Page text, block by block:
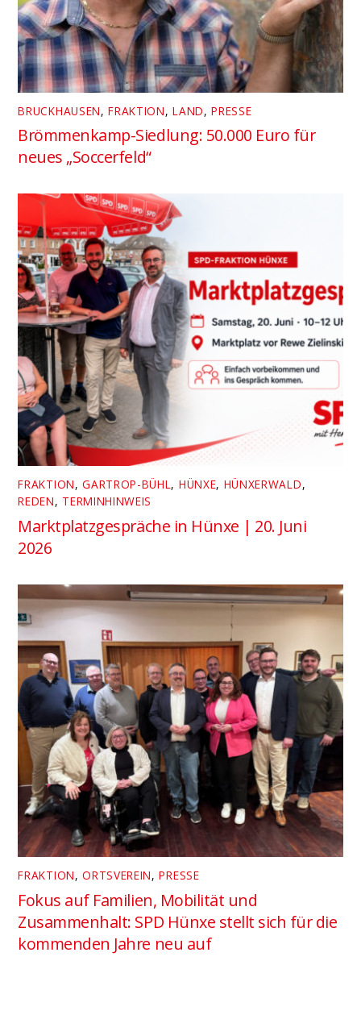
BRUCKHAUSEN,FRAKTION,LAND,PRESSE
Brömmenkamp-Siedlung: 50.000 Euro für
neues „Soccerfeld“
FRAKTION,GARTROP-BÜHL, HÜNXE, HÜNXERWALD,
REDEN, TERMINHINWEIS
Marktplatzgespräche in Hünxe | 20. Juni
2026
FRAKTION,ORTSVEREIN,PRESSE
Fokus auf Familien, Mobilität und
Zusammenhalt: SPD Hünxe stellt sich für die
kommenden Jahre neu auf